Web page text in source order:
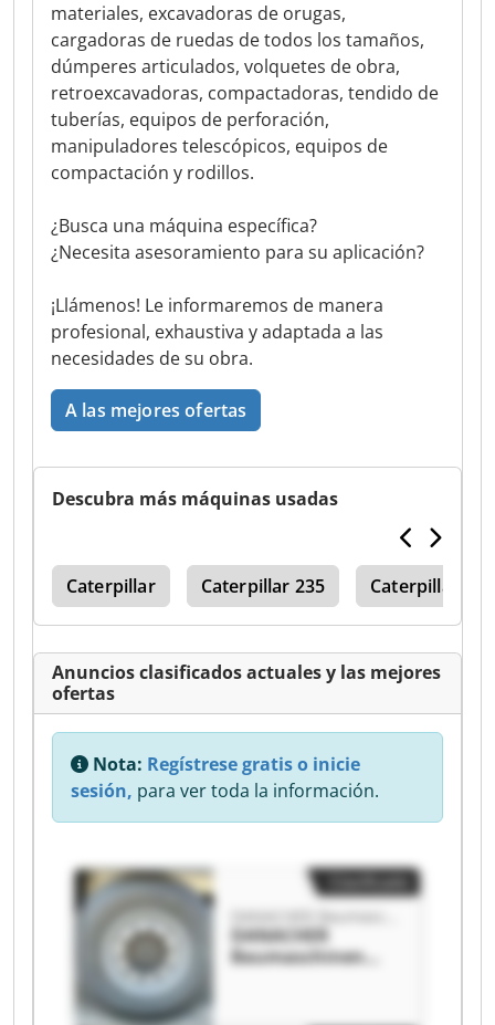
materiales, excavadoras de orugas,
cargadoras de ruedas de todos los tamaños,
dúmperes articulados, volquetes de obra,
retroexcavadoras, compactadoras, tendido de
tuberías, equipos de perforación,
manipuladores telescópicos, equipos de
compactación y rodillos.
¿Busca una máquina específica?
¿Necesita asesoramiento para su aplicación?
¡Llámenos! Le informaremos de manera
profesional, exhaustiva y adaptada a las
necesidades de su obra.
A las mejores ofertas
Descubra más máquinas usadas
Caterpillar Caterpillar 235 Caterpillar 229
Anuncios clasificados actuales y las mejores
ofertas
Nota: Regístrese gratis o inicie
sesión, para ver toda la información.
DANACHER
Baumaschinen